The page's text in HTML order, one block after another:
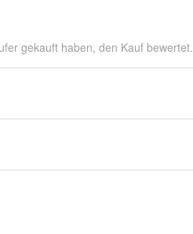
gekauft haben, den Kauf bewertet.